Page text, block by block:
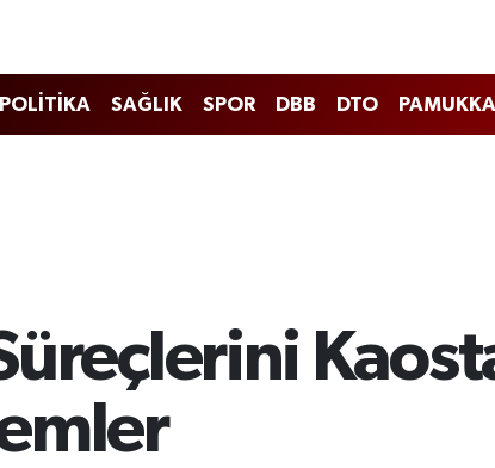
POLİTİKA SAĞLIK SPOR DBB DTO